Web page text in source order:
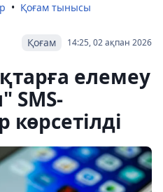
Қоғам тынысы
14:25, 02 ақпан 2026
Қоғам
елемеу
SMS-